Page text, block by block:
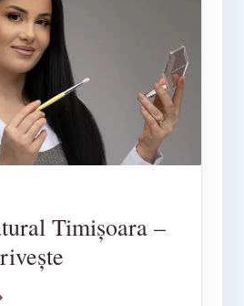
Timișoara –